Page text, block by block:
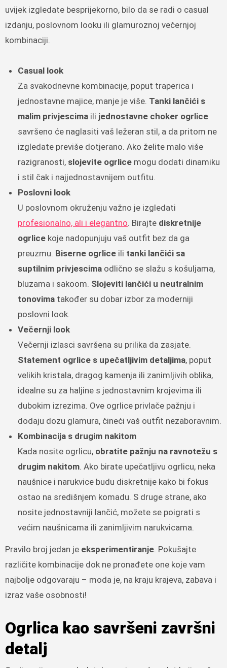
uvijek izgledate besprijekorno, bilo da se radi o casual
izdanju, poslovnom looku ili glamuroznoj večernjoj
kombinaciji.
Casual look
Za svakodnevne kombinacije, poput traperica i
jednostavne majice, manje je više. Tanki lančići s
malim privjescima ili jednostavne choker ogrlice
savršeno će naglasiti vaš ležeran stil, a da pritom ne
izgledate previše dotjerano. Ako želite malo više
razigranosti, slojevite ogrlice mogu dodati dinamiku
i stil čak i najjednostavnijem outfitu.
Poslovni look
U poslovnom okruženju važno je izgledati
profesionalno, ali i elegantno. Birajte diskretnije
ogrlice koje nadopunjuju vaš outfit bez da ga
preuzmu. Biserne ogrlice ili tanki lančići sa
suptilnim privjescima odlično se slažu s košuljama,
bluzama i sakoom. Slojeviti lančići u neutralnim
tonovima također su dobar izbor za moderniji
poslovni look.
Večernji look
Večernji izlasci savršena su prilika da zasjate.
Statement ogrlice s upečatljivim detaljima, poput
velikih kristala, dragog kamenja ili zanimljivih oblika,
idealne su za haljine s jednostavnim krojevima ili
dubokim izrezima. Ove ogrlice privlače pažnju i
dodaju dozu glamura, čineći vaš outfit nezaboravnim.
Kombinacija s drugim nakitom
Kada nosite ogrlicu, obratite pažnju na ravnotežu s
drugim nakitom. Ako birate upečatljivu ogrlicu, neka
naušnice i narukvice budu diskretnije kako bi fokus
ostao na središnjem komadu. S druge strane, ako
nosite jednostavniji lančić, možete se poigrati s
većim naušnicama ili zanimljivim narukvicama.
Pravilo broj jedan je eksperimentiranje. Pokušajte
različite kombinacije dok ne pronađete one koje vam
najbolje odgovaraju – moda je, na kraju krajeva, zabava i
izraz vaše osobnosti!
Ogrlica kao savršeni završni
detalj